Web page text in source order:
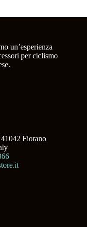
un’esperienza
per ciclismo
Fiorano